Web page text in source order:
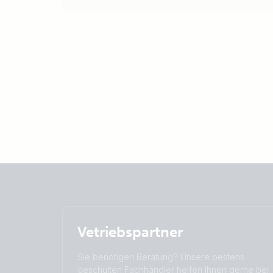
Vetriebspartner
Sie benötigen Beratung? Unsere bestens
geschulten Fachhändler helfen Ihnen gerne bei